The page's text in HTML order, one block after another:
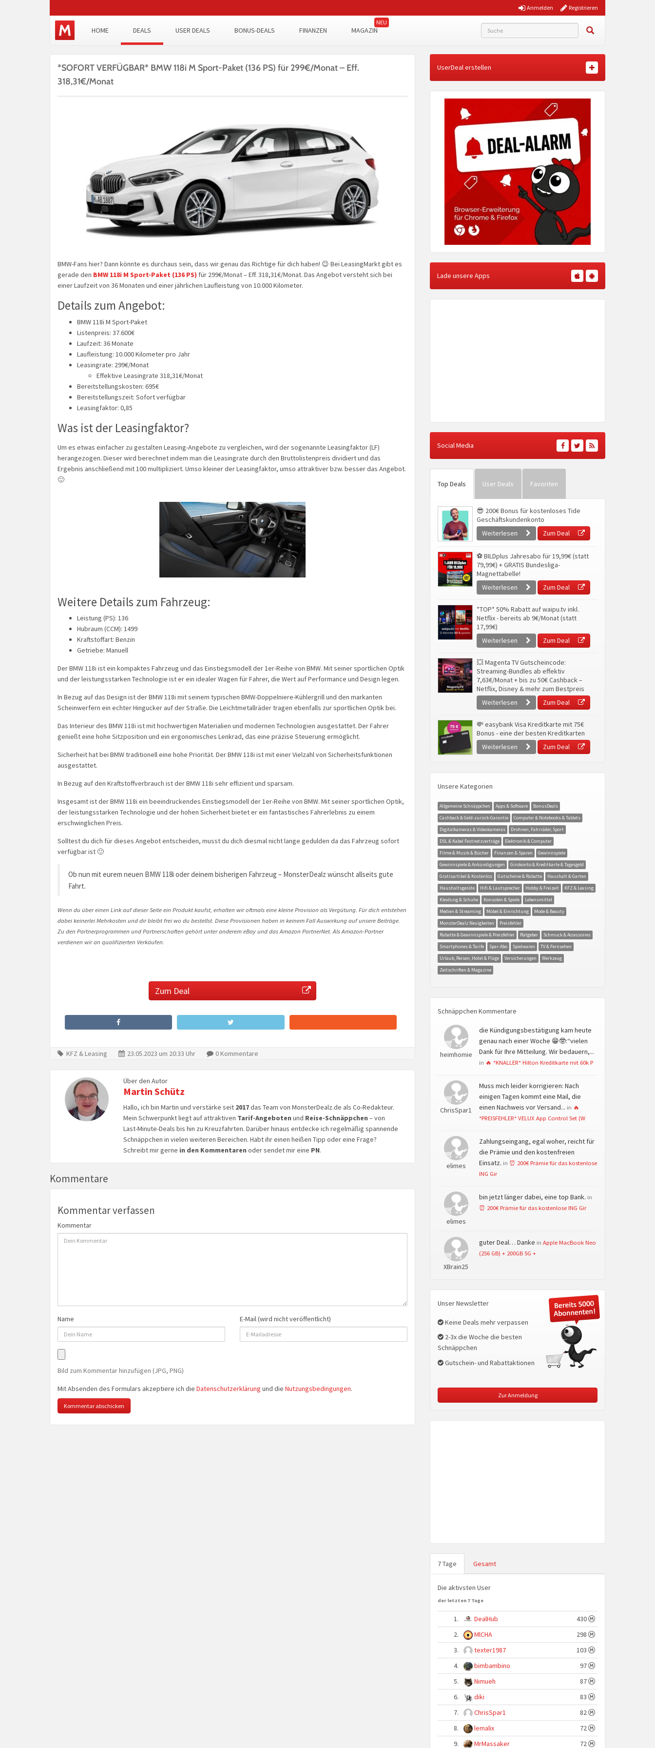
Registrieren
Anmelden
HOME DEALS USER DEALS BONUS-DEALS FINANZEN MAGAZIN
*SOFORT VERFÜGBAR* BMW 118i M Sport-Paket (136 PS) für 299€/Monat – Eff.
318,31€/Monat
BMW-Fans hier? Dann könnte es durchaus sein, dass wir genau das Richtige für dich haben! 😉 Bei LeasingMarkt gibt es
gerade den BMW 118i M Sport-Paket (136 PS) für 299€/Monat – Eff. 318,31€/Monat. Das Angebot versteht sich bei
einer Laufzeit von 36 Monaten und einer jährlichen Laufleistung von 10.000 Kilometer.
Details zum Angebot:
BMW 118i M Sport-Paket
Listenpreis: 37.600€
Laufzeit: 36 Monate
Laufleistung: 10.000 Kilometer pro Jahr
Leasingrate: 299€/Monat
Effektive Leasingrate 318,31€/Monat
Bereitstellungskosten: 695€
Bereitstellungszeit: Sofort verfügbar
Leasingfaktor: 0,85
Was ist der Leasingfaktor?
Um es etwas einfacher zu gestalten Leasing-Angebote zu vergleichen, wird der sogenannte Leasingfaktor (LF)
herangezogen. Dieser wird berechnet indem man die Leasingrate durch den Bruttolistenpreis dividiert und das
Ergebnis anschließend mit 100 multipliziert. Umso kleiner der Leasingfaktor, umso attraktiver bzw. besser das Angebot.
🙂
Weitere Details zum Fahrzeug:
Leistung (PS): 136
Hubraum (CCM): 1499
Kraftstoffart: Benzin
Getriebe: Manuell
Der BMW 118i ist ein kompaktes Fahrzeug und das Einstiegsmodell der 1er-Reihe von BMW. Mit seiner sportlichen Optik
und der leistungsstarken Technologie ist er ein idealer Wagen für Fahrer, die Wert auf Performance und Design legen.
In Bezug auf das Design ist der BMW 118i mit seinem typischen BMW-Doppelniere-Kühlergrill und den markanten
Scheinwerfern ein echter Hingucker auf der Straße. Die Leichtmetallräder tragen ebenfalls zur sportlichen Optik bei.
Das Interieur des BMW 118i ist mit hochwertigen Materialien und modernen Technologien ausgestattet. Der Fahrer
genießt eine hohe Sitzposition und ein ergonomisches Lenkrad, das eine präzise Steuerung ermöglicht.
Sicherheit hat bei BMW traditionell eine hohe Priorität. Der BMW 118i ist mit einer Vielzahl von Sicherheitsfunktionen
ausgestattet.
In Bezug auf den Kraftstoffverbrauch ist der BMW 118i sehr effizient und sparsam.
Insgesamt ist der BMW 118i ein beeindruckendes Einstiegsmodell der 1er-Reihe von BMW. Mit seiner sportlichen Optik,
der leistungsstarken Technologie und der hohen Sicherheit bietet er ein fantastisches Fahrerlebnis zu einem
erschwinglichen Preis.
Solltest du dich für dieses Angebot entscheiden, musst du dich diesmal nicht lange gedulden da das Fahrzeug sofort
verfügbar ist 🙂
Ob nun mit eurem neuen BMW 118i oder deinem bisherigen Fahrzeug – MonsterDealz wünscht allseits gute
Fahrt.
Wenn du über einen Link auf dieser Seite ein Produkt kaufst, erhalten wir oftmals eine kleine Provision als Vergütung. Für dich entstehen
dabei keinerlei Mehrkosten und dir bleibt frei wo du bestellst. Diese Provisionen haben in keinem Fall Auswirkung auf unsere Beiträge.
Zu den Partnerprogrammen und Partnerschaften gehört unter anderem eBay und das Amazon PartnerNet. Als Amazon-Partner
verdienen wir an qualifizierten Verkäufen.
Zum Deal
KFZ & Leasing 23.05.2023 um 20:33 Uhr 0 Kommentare
Über den Autor
Martin Schütz
Hallo, ich bin Martin und verstärke seit 2017das Team von MonsterDealz.de als Co-Redakteur.
Mein Schwerpunkt liegt auf attraktiven Tarif-Angeboten und Reise-Schnäppchen – von
Last-Minute-Deals bis hin zu Kreuzfahrten. Darüber hinaus entdecke ich regelmäßig spannende
Schnäppchen in vielen weiteren Bereichen. Habt ihr einen heißen Tipp oder eine Frage?
Schreibt mir gerne in den Kommentaren oder sendet mir eine PN.
Kommentare
Kommentar verfassen
Kommentar
Name E-Mail (wird nicht veröffentlicht)
Bild zum Kommentar hinzufügen (JPG, PNG)
Mit Absenden des Formulars akzeptiere ich die Datenschutzerklärung und die Nutzungsbedingungen.
UserDeal erstellen
Lade unsere Apps
Social Media
Top Deals User Deals Favoriten
😎 200€ Bonus für kostenloses Tide
Geschäftskundenkonto
Weiterlesen
Zum Deal
⚽ BILDplus Jahresabo für 19,99€ (statt
79,99€) + GRATIS Bundesliga-
Magnettabelle!
Weiterlesen
Zum Deal
*TOP* 50% Rabatt auf waipu.tv inkl.
Netflix - bereits ab 9€/Monat (statt
17,99€)
Weiterlesen
Zum Deal
💥 Magenta TV Gutscheincode:
Streaming-Bundles ab effektiv
7,63€/Monat + bis zu 50€ Cashback –
Netflix, Disney & mehr zum Bestpreis
Weiterlesen
Zum Deal
💸 easybank Visa Kreditkarte mit 75€
Bonus - eine der besten Kreditkarten
Weiterlesen
Zum Deal
Unsere Kategorien
Allgemeine Schnäppchen Apps & Software
BonusDeals
Cashback & Geld-zurück-Garantie
Computer & Notebooks & Tablets
Digitalkameras & Videokameras
Drohnen, Fahrräder, Sport
DSL & Kabel Festnetzverträge
Elektronik & Computer
Filme & Musik & Bücher
Finanzen & Sparen
Gewinnspiele
Gewinnspiele & Ankündigungen
Girokonto & Kreditkarte & Tagesgeld
Gratisartikel & Kostenlos
Gutscheine & Rabatte
Haushalt & Garten
Haushaltsgeräte
Hifi & Lautsprecher Hobby & Freizeit
KFZ & Leasing
Kleidung & Schuhe
Konsolen & Spiele
Lebensmittel
Medien & Streaming
Möbel & Einrichtung
Mode & Beauty
MonsterDealz Neuigkeiten
Preisfehler
Rabatte & Gewinnspiele & Preisfehler
Ratgeber
Schmuck & Accessoires
Smartphones & Tarife
Spar-Abo Spielwaren
TV & Fernsehen
Urlaub, Reisen, Hotel & Flüge
Versicherungen
Werkzeug
Zeitschriften & Magazine
Schnäppchen Kommentare
heimhomie
die Kündigungsbestätigung kam heute
genau nach einer Woche 😁🤓:“vielen
Dank für Ihre Mitteilung. Wir bedauern,...
in 🔥 *KNALLER* Hilton Kreditkarte mit 60k P
ChrisSpar1
Muss mich leider korrigieren: Nach
einigen Tagen kommt eine Mail, die
einen Nachweis vor Versand... in 🔥
*PREISFEHLER* VELUX App Control Set (W
elimes
Zahlungseingang, egal woher, reicht für
die Prämie und den kostenfreien
Einsatz. in ⏰ 200€ Prämie für das kostenlose
ING Gir
elimes
bin jetzt länger dabei, eine top Bank. in
⏰ 200€ Prämie für das kostenlose ING Gir
XBrain25
guter Deal… Danke in Apple MacBook Neo
(256 GB) + 200GB 5G +
Unser Newsletter
Keine Deals mehr verpassen
2-3x die Woche die besten
Schnäppchen
Gutschein- und Rabattaktionen
Zur Anmeldung
7 Tage Gesamt
Die aktivsten User
der letzten 7 Tage
1. DealHub
430
2.
MlCHA
298
3.
texter1987
103
4.
bimbambino
97
5.
Nimueh
87
6.
diki
83
7.
ChrisSpar1
82
8.
lemalix
72
9.
MrMassaker 72